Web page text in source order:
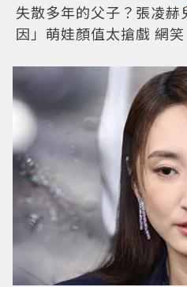
失散多年的父子？張凌
因」萌娃顏值太搶戲 網